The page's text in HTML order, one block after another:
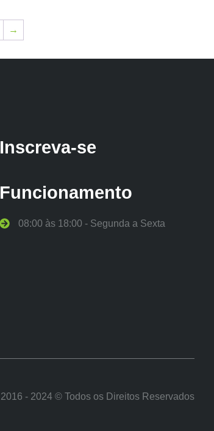
→
Inscreva-se
Funcionamento
08:00 às 18:00 - Segunda a Sexta
- 2024 © Todos os Direitos Reservados